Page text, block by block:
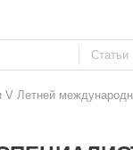
V Летней